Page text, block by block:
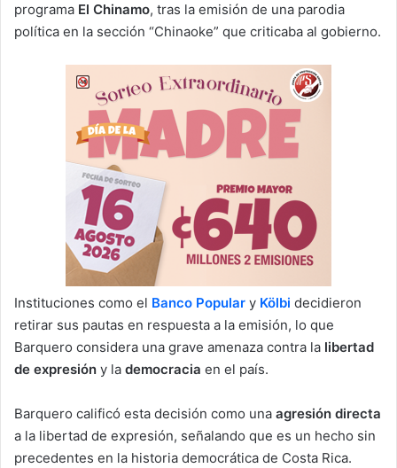
programa El Chinamo, tras la emisión de una parodia
política en la sección “Chinaoke” que criticaba al gobierno.
Instituciones como el Banco Popular y Kölbi decidieron
retirar sus pautas en respuesta a la emisión, lo que
Barquero considera una grave amenaza contra la libertad
de expresión y la democracia en el país.
Barquero calificó esta decisión como una agresión directa
a la libertad de expresión, señalando que es un hecho sin
precedentes en la historia democrática de Costa Rica.